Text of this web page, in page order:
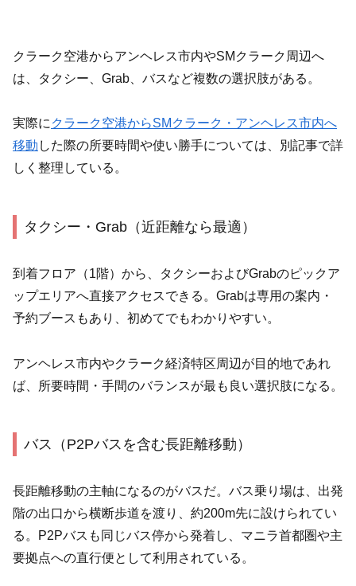
クラーク空港からアンヘレス市内やSMクラーク周辺へ
は、タクシー、Grab、バスなど複数の選択肢がある。
実際にクラーク空港からSMクラーク・アンヘレス市内へ
移動 した際の所要時間や使い勝手については、別記事で詳
しく整理している。
タクシー・Grab（近距離なら最適）
到着フロア（1階）から、タクシーおよびGrabのピックア
ップエリアへ直接アクセスできる。Grabは専用の案内・
予約ブースもあり、初めてでもわかりやすい。
アンヘレス市内やクラーク経済特区周辺が目的地であれ
ば、所要時間・手間のバランスが最も良い選択肢になる。
バス（P2Pバスを含む長距離移動）
長距離移動の主軸になるのがバスだ。バス乗り場は、出発
階の出口から横断歩道を渡り、約200m先に設けられてい
る。P2Pバスも同じバス停から発着し、マニラ首都圏や主
要拠点への直行便として利用されている。